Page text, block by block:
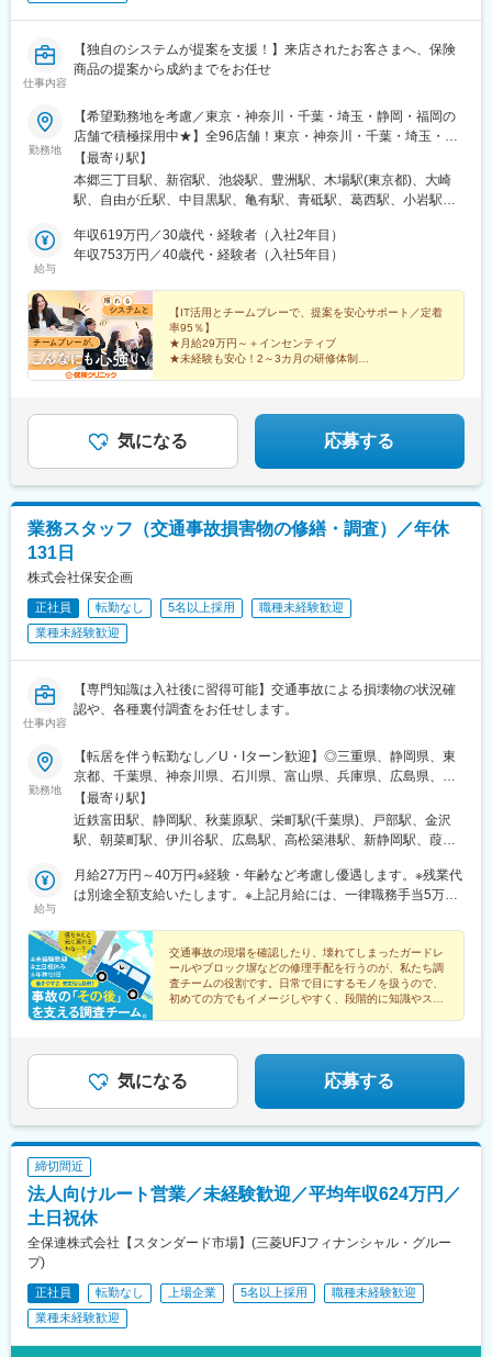
仕事内容
【独自のシステムが提案を支援！】来店されたお客さまへ、保険
商品の提案から成約までをお任せ
勤務地
【希望勤務地を考慮／東京・神奈川・千葉・埼玉・静岡・福岡の
店舗で積極採用中★】全96店舗！東京・神奈川・千葉・埼玉・兵
庫・大阪・静岡・愛知・石川・福岡・北海道の『保険クリニッ
ク』直営店で勤務※転居を伴う異動の際は、必ず事前にご相談しま
す。※一部店舗にてマイカー通勤可能！／ガソリン代支給もありま
【最寄り駅】
本郷三丁目駅、新宿駅、池袋駅、豊洲駅、木場駅(東京都)、大崎
駅、自由が丘駅、中目黒駅、亀有駅、青砥駅、葛西駅、小岩駅、
阿佐ケ谷駅、京急蒲田駅、石神井公園駅、大泉学園駅、三鷹駅、
立川駅、府中駅(東京都)、柴崎駅、仙川駅、ひばりケ丘駅(東京
駅(神奈川県)、横浜駅、大口駅、立場駅、戸塚駅、二俣川駅、鴨居
駅、武蔵小杉駅、川崎駅、藤沢駅、相模大野駅、本厚木駅、海老
名駅(相模線)、相武台前駅、北茅ケ崎駅、京成千葉駅、京成船橋
駅、逆井駅、松戸駅、地区センター駅、四街道駅、流山おおたか
の森駅、木更津駅、成田駅、熊谷駅、大宮駅(埼玉県)、西川口駅、
花崎駅、上福岡駅、小手指駅、川口駅、黒田駅(愛知県)、中央市場
前駅、仁川駅、心斎橋駅、横堤駅、大阪梅田駅(阪神線)、七道駅、
駅、東札幌駅、水道橋駅、都庁前駅、東池袋駅、大崎広小路駅、
奥沢駅、代官山駅、赤羽岩淵駅、京成曳舟駅、大師前駅、大森駅
幡ケ谷駅、京王多摩川駅、平沼橋駅、新丸子駅、京急川崎駅、石
上駅、海老名駅(相鉄・小田急)、茅ケ崎駅、船橋駅、公園駅、木曽
川駅、長堀橋駅、今福鶴見駅、北新地駅、大和川駅、高槻市駅、
矢田駅(愛知県)、千早駅、朝倉街道駅、新さっぽろ駅、御茶ノ水
駅、高須神社駅、香椎宮前駅
給与
年収619万円／30歳代・経験者（入社2年目）
年収753万円／40歳代・経験者（入社5年目）
【IT活用とチームプレーで、提案を安心サポート／定着
率95％】
★月給29万円～＋インセンティブ
★未経験も安心！2～3カ月の研修体制
気になる 応募する
業務スタッフ（交通事故損害物の修繕・調査）／年休
131日
株式会社保安企画
正社員 転勤なし 5名以上採用
職種未経験歓迎
業種未経験歓迎
仕事内容
【専門知識は入社後に習得可能】交通事故による損壊物の状況確
認や、各種裏付調査をお任せします。
勤務地
【転居を伴う転勤なし／U・Iターン歓迎】◎三重県、静岡県、東
京都、千葉県、神奈川県、石川県、富山県、兵庫県、広島県、香
川県の各拠点◎希望勤務地で活躍可能です！■四日市営業所：三重
県四日市市茂福149-1■静岡営業所：静岡県静岡市駿河区南町18-
1■東京支店：東京都千代田区外神田1-8-13■千葉営業所：千葉県
1-36-2■金沢営業所：石川県金沢市示野中町2丁目10■富山営業
所：富山県富山市蜷川342-1■兵庫営業所：兵庫県神戸市西区池上
香川県高松市サンポート2-1受動喫煙対策：屋内禁煙
【最寄り駅】
近鉄富田駅、静岡駅、秋葉原駅、栄町駅(千葉県)、戸部駅、金沢
駅、朝菜町駅、伊川谷駅、広島駅、高松築港駅、新静岡駅、葭川
町駅、猿猴橋町駅
給与
月給27万円～40万円※経験・年齢など考慮し優遇します。※残業代
は別途全額支給いたします。※上記月給には、一律職務手当5万円
交通事故の現場を確認したり、壊れてしまったガードレ
ールやブロック塀などの修理手配を行うのが、私たち調
査チームの役割です。日常で目にするモノを扱うので、
初めての方でもイメージしやすく、段階的に知識やスキ
気になる 応募する
締切間近
法人向けルート営業／未経験歓迎／平均年収624万円／
土日祝休
全保連株式会社【スタンダード市場】(三菱UFJフィナンシャル・グルー
プ)
正社員 転勤なし 上場企業 5名以上採用
職種未経験歓迎
業種未経験歓迎